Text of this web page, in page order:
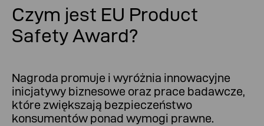
Czym jest EU Product
Safety Award?
Nagroda promuje i wyróżnia innowacyjne
inicjatywy biznesowe oraz prace badawcze,
które zwiększają bezpieczeństwo
konsumentów ponad wymogi prawne.